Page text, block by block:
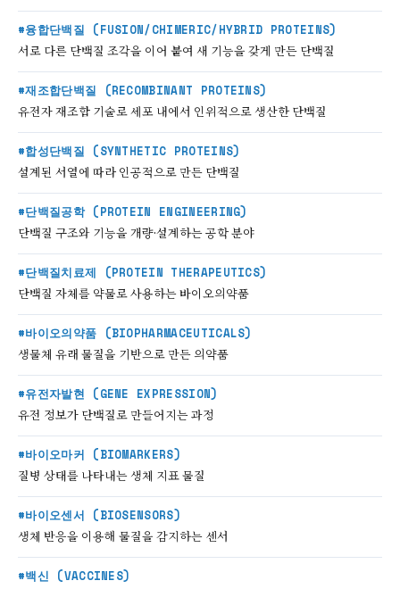
#융합단백질 (FUSION/CHIMERIC/HYBRID PROTEINS)
서로 다른 단백질 조각을 이어 붙여 새 기능을 갖게 만든 단백질
#재조합단백질 (RECOMBINANT PROTEINS)
유전자 재조합 기술로 세포 내에서 인위적으로 생산한 단백질
#합성단백질 (SYNTHETIC PROTEINS)
설계된 서열에 따라 인공적으로 만든 단백질
#단백질공학 (PROTEIN ENGINEERING)
단백질 구조와 기능을 개량·설계하는 공학 분야
#단백질치료제 (PROTEIN THERAPEUTICS)
단백질 자체를 약물로 사용하는 바이오의약품
#바이오의약품 (BIOPHARMACEUTICALS)
생물체 유래 물질을 기반으로 만든 의약품
#유전자발현 (GENE EXPRESSION)
유전 정보가 단백질로 만들어지는 과정
#바이오마커 (BIOMARKERS)
질병 상태를 나타내는 생체 지표 물질
#바이오센서 (BIOSENSORS)
생체 반응을 이용해 물질을 감지하는 센서
#백신 (VACCINES)